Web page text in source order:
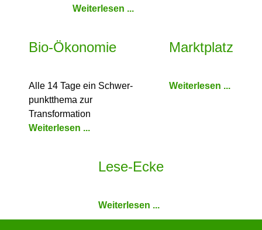
Weiterlesen ...
Bio-Ökonomie
Alle 14 Tage ein Schwer­
punkt­thema zur
Transformation
Weiterlesen ...
Marktplatz
Weiterlesen ...
Lese-Ecke
Weiterlesen ...